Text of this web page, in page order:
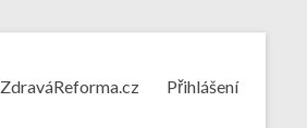
ZdraváReforma.cz Přihlášení